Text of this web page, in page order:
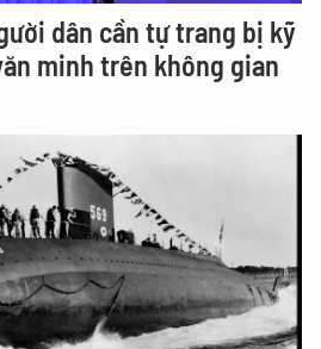
dân cần tự trang bị kỹ
minh trên không gian